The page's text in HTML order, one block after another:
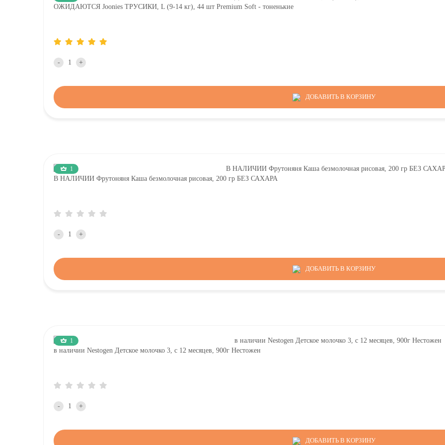
ОЖИДАЮТСЯ Joonies ТРУСИКИ, L (9-14 кг), 44 шт Premium Soft - тоненькие
- +
ДОБАВИТЬ В КОРЗИНУ
1
В НАЛИЧИИ Фрутоняня Каша безмолочная рисовая, 200 гр БЕЗ САХАРА
- +
ДОБАВИТЬ В КОРЗИНУ
1
в наличии Nestogen Детское молочко 3, c 12 месяцев, 900г Нестожен
- +
ДОБАВИТЬ В КОРЗИНУ